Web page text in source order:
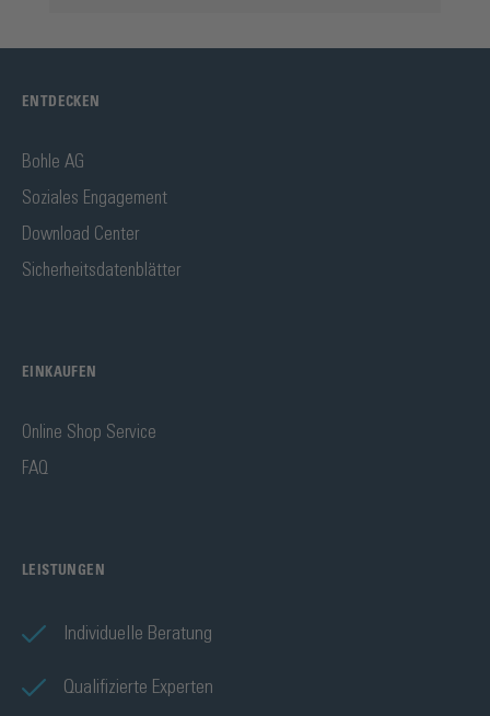
ENTDECKEN
Bohle AG
Soziales Engagement
Download Center
Sicherheitsdatenblätter
EINKAUFEN
Online Shop Service
FAQ
LEISTUNGEN
Individuelle Beratung
Qualifizierte Experten